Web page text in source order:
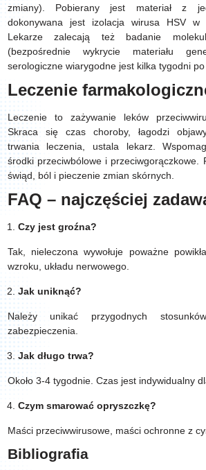
zmiany). Pobierany jest materiał z
dokonywana jest izolacja wirusa HSV w
Lekarze zalecają też badanie
(bezpośrednie wykrycie materiału
serologiczne wiarygodne jest kilka tygodni
Leczenie
Leczenie to zażywanie leków
Skraca się czas choroby, łagodzi
trwania leczenia, ustala lekarz.
środki przeciwbólowe i przeciwgorączkowe.
świąd, ból i pieczenie zmian skórnych.
FAQ – najczęściej
Czy jest groźna?
Tak, nieleczona wywołuje poważne
wzroku, układu nerwowego.
Jak uniknąć?
Należy unikać przygodnych
zabezpieczenia.
Jak długo trwa?
Około 3-4 tygodnie. Czas jest indywidualny
Czym smarować opryszczkę?
Maści przeciwwirusowe, maści ochronne z
Bibliografia